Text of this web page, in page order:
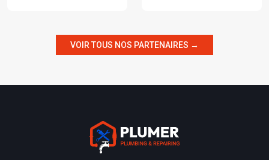
VOIR TOUS NOS PARTENAIRES →